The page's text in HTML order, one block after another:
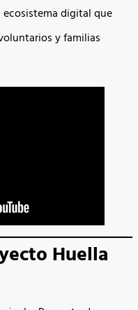
digital que
y familias
Huella